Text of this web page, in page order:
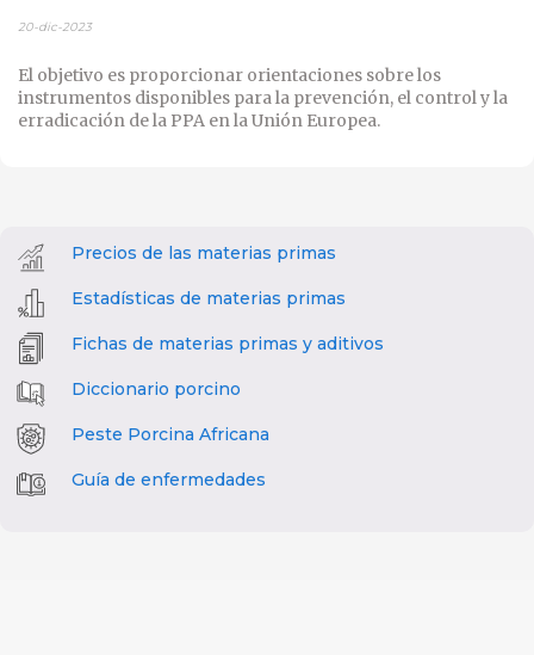
20-dic-2023
El objetivo es proporcionar orientaciones sobre los
instrumentos disponibles para la prevención, el control y la
erradicación de la PPA en la Unión Europea.
Precios de las materias primas
Estadísticas de materias primas
Fichas de materias primas y aditivos
Diccionario porcino
Peste Porcina Africana
Guía de enfermedades